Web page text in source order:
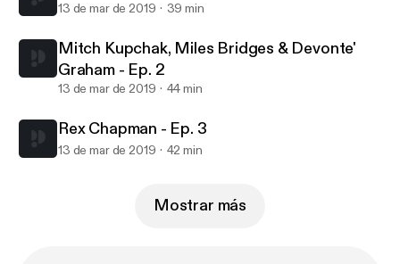
13 de mar de 2019 39 min
Mitch Kupchak, Miles Bridges & Devonte'
Graham - Ep. 2
13 de mar de 2019 44 min
Rex Chapman - Ep. 3
13 de mar de 2019 42 min
Mostrar más